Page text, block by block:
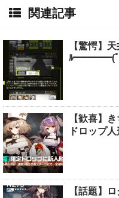
関連記事
【驚愕】
ﾙ━━━━(
【歓喜】
ドロップ
【話題】